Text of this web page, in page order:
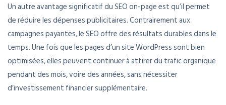
Un autre avantage significatif du SEO on-page est qu’il permet
de réduire les dépenses publicitaires. Contrairement aux
campagnes payantes, le SEO offre des résultats durables dans le
temps. Une fois que les pages d’un site WordPress sont bien
optimisées, elles peuvent continuer à attirer du trafic organique
pendant des mois, voire des années, sans nécessiter
d’investissement financier supplémentaire.